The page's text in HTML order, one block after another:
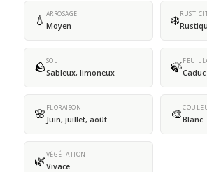
💧 ARROSAGE
Moyen ❄️
🪨SOL
Sableux, limoneux 🍃Caduc
🌸 FLORAISON
Juin, juillet, août 🎨Blanc
🌿VÉGÉTATION
Vivace